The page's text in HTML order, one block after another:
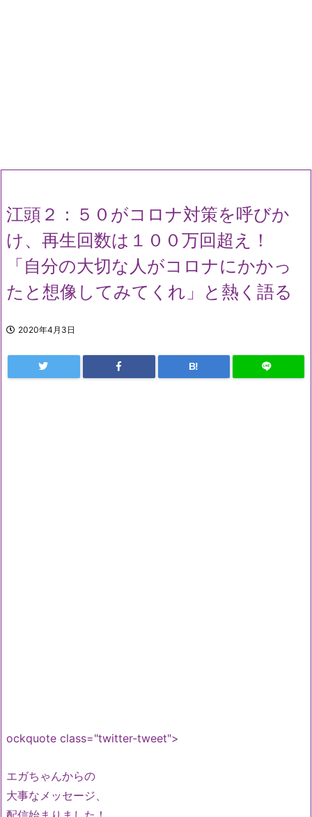
江頭２：５０がコロナ対策を呼びか
け、再生回数は１００万回超え！
「自分の大切な人がコロナにかかっ
たと想像してみてくれ」と熱く語る
2020年4月3日
B!
ockquote class="twitter-tweet">
エガちゃんからの
大事なメッセージ、